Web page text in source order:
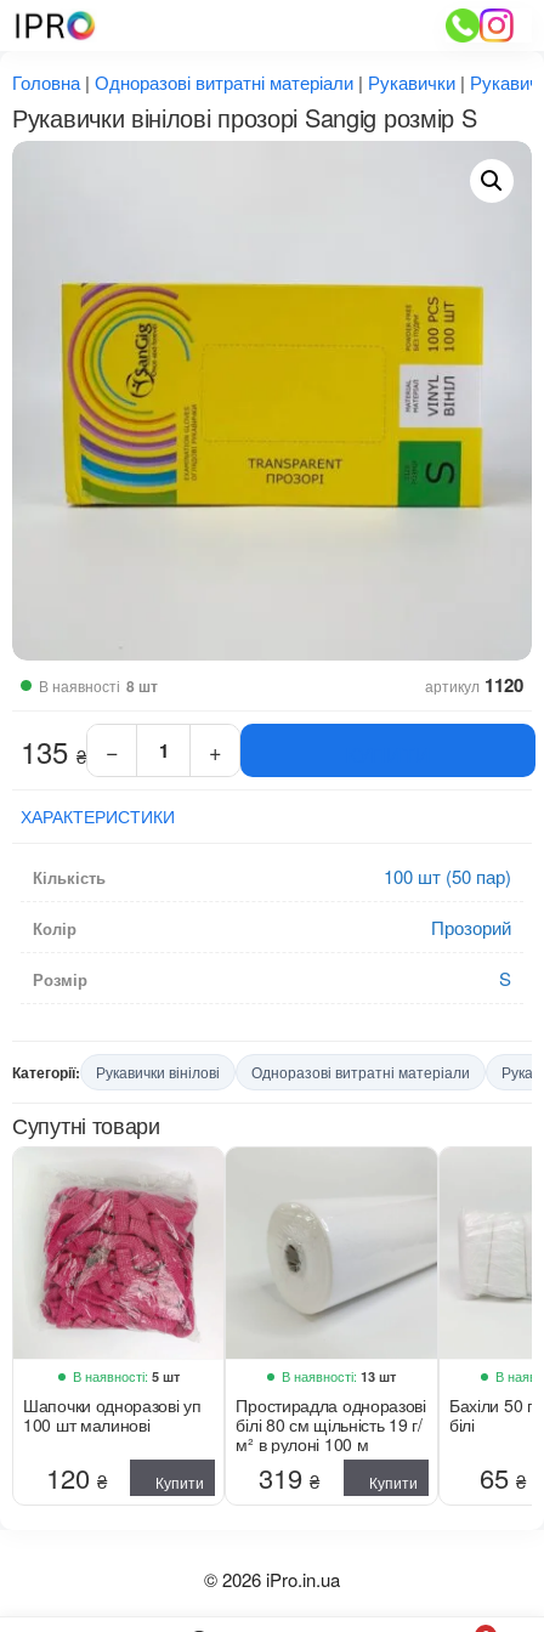
Перейти
до
Головна | Одноразові витратні матеріали | Рукавички |
Рукавички вінілові прозорі Sangig розмір S
В наявності 8 шт артикул 1120
135 ₴ −
Рукавички
прозорі
+
ХАРАКТЕРИСТИКИ
Кількість 100 шт (50 пар)
Колір Прозорий
Розмір S
Категорії: Рукавички вінілові Одноразові витратні матеріали
Супутні товари
В наявності: 5 шт
Шапочки одноразові уп
100 шт малинові
120 ₴ Купити
В наявності: 13 шт
Простирадла одноразові
білі 80 см щільність 19 г/
м² в рулоні 100 м
319₴ Купити
В
Бахіли 50
білі
65 ₴
© 2026 iPro.in.ua